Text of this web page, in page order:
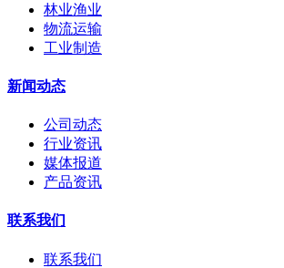
林业渔业
物流运输
工业制造
新闻动态
公司动态
行业资讯
媒体报道
产品资讯
联系我们
联系我们